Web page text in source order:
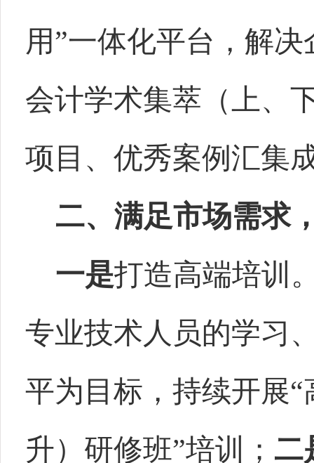
用”一体化平台，解
会计学术集萃（上、
项目、优秀案例汇集
二、满足市场需求
一是打造高端培训
专业技术人员的学习
平为目标，持续开展
升）研修班”培训； 二